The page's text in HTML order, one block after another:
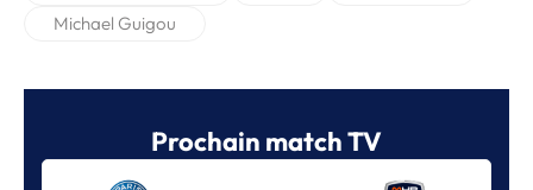
Michael Guigou
Prochain match TV